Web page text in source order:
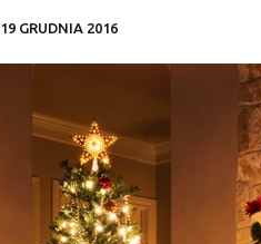
19 GRUDNIA 2016